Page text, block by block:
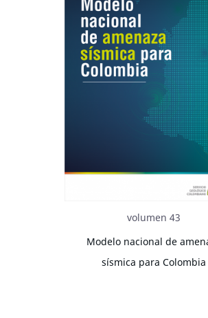
volumen 43
Modelo nacional de
sísmica para Colombia